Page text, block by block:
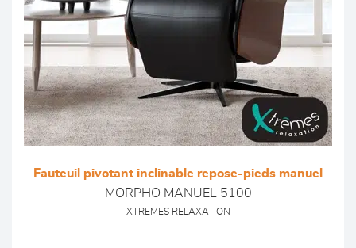
Fauteuil pivotant inclinable repose-pieds manuel
MORPHO MANUEL 5100
XTREMES RELAXATION